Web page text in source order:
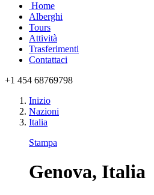
Home
Alberghi
Tours
Attività
Trasferimenti
Contattaci
+1 454 68769798
Inizio
Nazioni
Italia
Stampa
Genova, Italia